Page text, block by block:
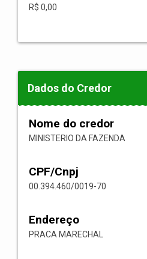
R$ 0,00
Dados do Credor
Nome do credor
MINISTERIO DA FAZENDA
CPF/Cnpj
00.394.460/0019-70
Endereço
PRACA MARECHAL